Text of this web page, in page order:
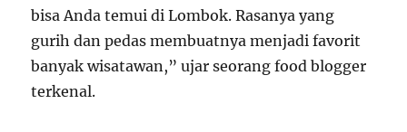
bisa Anda temui di Lombok. Rasanya yang
gurih dan pedas membuatnya menjadi favorit
banyak wisatawan,” ujar seorang food blogger
terkenal.